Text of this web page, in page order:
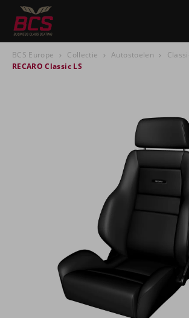
BCS Europe Collectie Autostoelen
RECARO Classic LS